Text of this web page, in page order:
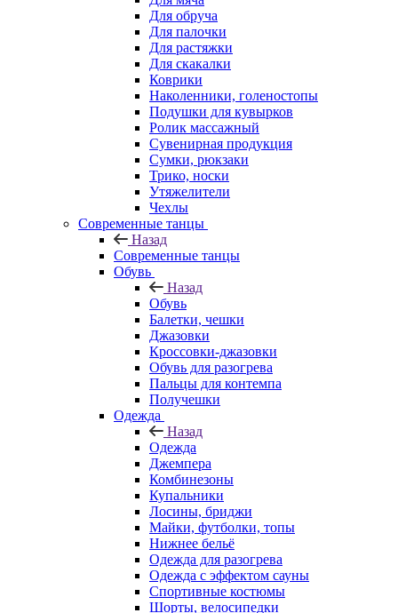
Для обруча
Для палочки
Для растяжки
Для скакалки
Коврики
Наколенники, голеностопы
Подушки для кувырков
Ролик массажный
Сувенирная продукция
Сумки, рюкзаки
Трико, носки
Утяжелители
Чехлы
Современные танцы
Назад
Современные танцы
Обувь
Назад
Обувь
Балетки, чешки
Джазовки
Кроссовки-джазовки
Обувь для разогрева
Пальцы для контемпа
Получешки
Одежда
Назад
Одежда
Джемпера
Комбинезоны
Купальники
Лосины, бриджи
Майки, футболки, топы
Нижнее бельё
Одежда для разогрева
Одежда с эффектом сауны
Спортивные костюмы
Шорты, велосипедки